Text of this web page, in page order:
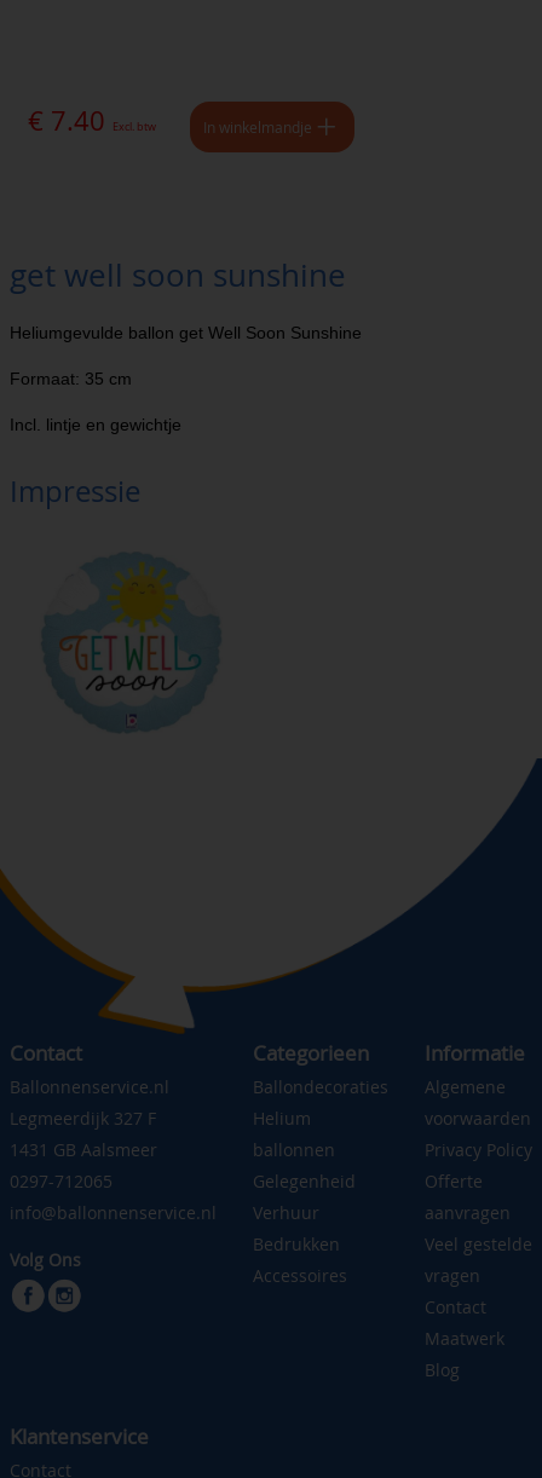
€ 7.40 Excl. btw In winkelmandje
get well soon sunshine
Heliumgevulde ballon get Well Soon Sunshine
Formaat: 35 cm
Incl. lintje en gewichtje
Impressie
Contact
Ballonnenservice.nl
Legmeerdijk 327 F
1431 GB Aalsmeer
0297-712065
info@ballonnenservice.nl
Volg Ons
Categorieen
Ballondecoraties
Helium
ballonnen
Gelegenheid
Verhuur
Bedrukken
Accessoires
Informatie
Algemene
voorwaarden
Privacy Policy
Offerte
aanvragen
Veel gestelde
vragen
Contact
Maatwerk
Blog
Klantenservice
Contact